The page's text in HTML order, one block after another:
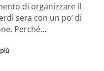
di organizzare il
sera con un po’ di
Perché…